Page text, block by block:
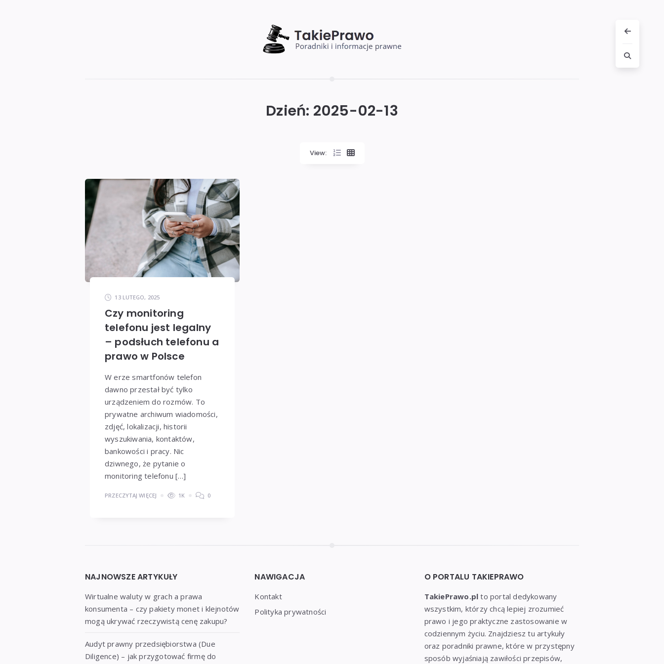
Dzień: 2025-02-13
View:
13 LUTEGO, 2025
Czy monitoring
telefonu jest legalny
– podsłuch telefonu a
prawo w Polsce
W erze smartfonów telefon
dawno przestał być tylko
urządzeniem do rozmów. To
prywatne archiwum wiadomości,
zdjęć, lokalizacji, historii
wyszukiwania, kontaktów,
bankowości i pracy. Nic
dziwnego, że pytanie o
monitoring telefonu […]
PRZECZYTAJ WIĘCEJ 1K 0
NAJNOWSZE ARTYKUŁY
Wirtualne waluty w grach a prawa
konsumenta – czy pakiety monet i klejnotów
mogą ukrywać rzeczywistą cenę zakupu?
Audyt prawny przedsiębiorstwa (Due
Diligence) – jak przygotować firmę do
NAWIGACJA
Kontakt
Polityka prywatności
O PORTALU TAKIEPRAWO
TakiePrawo.pl to portal dedykowany
wszystkim, którzy chcą lepiej zrozumieć
prawo i jego praktyczne zastosowanie w
codziennym życiu. Znajdziesz tu artykuły
oraz poradniki prawne, które w przystępny
sposób wyjaśniają zawiłości przepisów,